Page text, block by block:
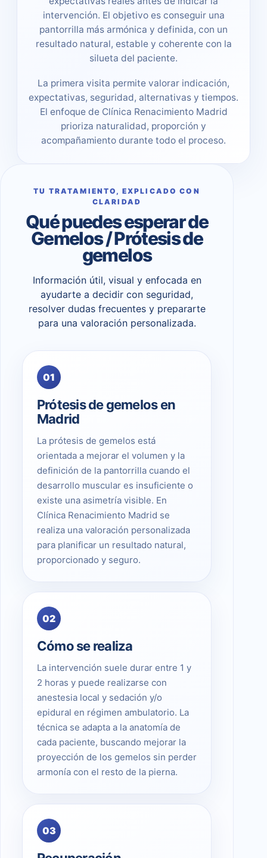
intervención. El objetivo es conseguir una
pantorrilla más armónica y definida, con un
resultado natural, estable y coherente con la
silueta del paciente.
La primera visita permite valorar indicación,
expectativas, seguridad, alternativas y tiempos.
El enfoque de Clínica Renacimiento Madrid
prioriza naturalidad, proporción y
acompañamiento durante todo el proceso.
TU TRATAMIENTO, EXPLICADO CON
CLARIDAD
Qué puedes esperar de
Gemelos / Prótesis de
gemelos
Información útil, visual y enfocada en
ayudarte a decidir con seguridad,
resolver dudas frecuentes y prepararte
para una valoración personalizada.
01
Prótesis de gemelos en
Madrid
La prótesis de gemelos está
orientada a mejorar el volumen y la
definición de la pantorrilla cuando el
desarrollo muscular es insuficiente o
existe una asimetría visible. En
Clínica Renacimiento Madrid se
realiza una valoración personalizada
para planificar un resultado natural,
proporcionado y seguro.
02
Cómo se realiza
La intervención suele durar entre 1 y
2 horas y puede realizarse con
anestesia local y sedación y/o
epidural en régimen ambulatorio. La
técnica se adapta a la anatomía de
cada paciente, buscando mejorar la
proyección de los gemelos sin perder
armonía con el resto de la pierna.
03